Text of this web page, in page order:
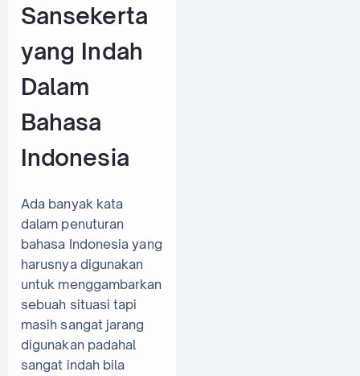
Sansekerta
yang Indah
Dalam
Bahasa
Indonesia
Ada banyak kata
dalam penuturan
bahasa Indonesia yang
harusnya digunakan
untuk menggambarkan
sebuah situasi tapi
masih sangat jarang
digunakan padahal
sangat indah bila